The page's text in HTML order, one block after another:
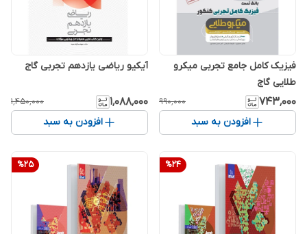
فیزیک کامل جامع تجربی میکرو
طلایی گاج
۷۴۳٬۰۰۰ ۹۹۰٬۰۰۰
افزودن به سبد
آیکیو ریاضی یازدهم تجربی گاج
۱٬۰۸۸٬۰۰۰ ۱٬۴۵۰٬۰۰۰
افزودن به سبد
%24
%25